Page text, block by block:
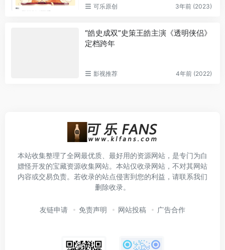
可乐原创 3年前 (2023)
“皓史成双”史策王皓主演《透明侠侣》
定档跨年
影视推荐 4年前 (2022)
本站收集整理了全网最优质、最好用的资源网站，是专门为白
嫖怪开发的宝藏资源收集网站。本站仅收录网站，不对其网站
内容或交易负责。若收录的站点侵害到您的利益，请联系我们
删除收录。
友链申请 免责声明 网站投稿 广告合作